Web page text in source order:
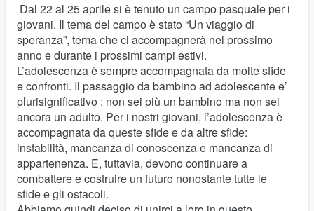
Dal 22 al 25 aprile si è tenuto un campo pasquale per i
giovani. Il tema del campo è stato “Un viaggio di
speranza”, tema che ci accompagnerà nel prossimo
anno e durante i prossimi campi estivi.
L’adolescenza è sempre accompagnata da molte sfide
e confronti. Il passaggio da bambino ad adolescente e’
plurisignificativo : non sei più un bambino ma non sei
ancora un adulto. Per i nostri giovani, l’adolescenza è
accompagnata da queste sfide e da altre sfide:
instabilità, mancanza di conoscenza e mancanza di
appartenenza. E, tuttavia, devono continuare a
combattere e costruire un futuro nonostante tutte le
sfide e gli ostacoli.